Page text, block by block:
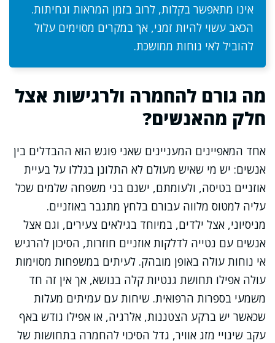
אינו מתאפשר בקלות, לרוב בזמן המראות ונחיתות.
הכאב עשוי להיות זמני, אך במקרים מסוימים עלול
להוביל לאי נוחות ממושכת.
מה גורם להחמרה ולרגישות אצל
חלק מהאנשים?
אחד המאפיינים המעניינים שאני פוגש הוא ההבדלים בין
אנשים: יש מי שאיש מעולם לא התלונן בגללו על בעיית
אוזניים בטיסה, ולעומתם, ישנם בני משפחה שלמים שכל
עליה למטוס מלווה עבורם בלחץ מתגבר באוזניים.
מניסיוני, אצל ילדים, במיוחד בגילאים צעירים, וגם אצל
אנשים עם נטייה לדלקות אוזניים חוזרות, הסיכון להרגיש
אי נוחות עולה באופן מובהק. לעיתים במשפחות מסוימות
עולה אפילו תחושת גנטיות קלה בנושא, אך אין זה חד
משמעי בספרות הרפואית. שיחות עם עמיתים מעלות
שכאשר יש ברקע הצטננות, אלרגיה, או אפילו גודש באף
עקב שינויי מזג אוויר, גדל הסיכוי להחמרה בתחושות של